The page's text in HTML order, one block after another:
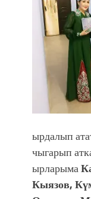
ырдалып
чыгарып
ырларыма
Кыязов,